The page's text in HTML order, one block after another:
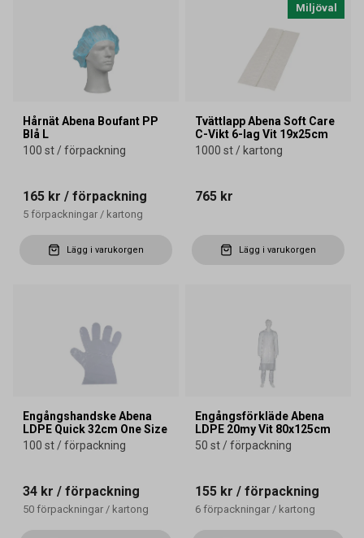
Hårnät Abena Boufant PP
Blå L
100 st / förpackning
165 kr / förpackning
5 förpackningar / kartong
Lägg i varukorgen
Miljöval
Tvättlapp Abena Soft Care
C-Vikt 6-lag Vit 19x25cm
1000 st / kartong
765 kr
Lägg i varukorgen
Engångshandske Abena
LDPE Quick 32cm One Size
100 st / förpackning
34 kr / förpackning
50 förpackningar / kartong
Engångsförkläde Abena
LDPE 20my Vit 80x125cm
50 st / förpackning
155 kr / förpackning
6 förpackningar / kartong